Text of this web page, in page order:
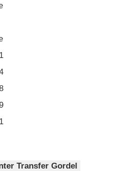
Transfer Gordel